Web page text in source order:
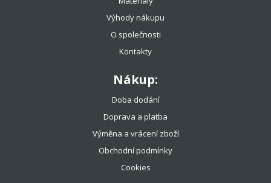
Výhody nákupu
O společnosti
Kontakty
Nákup:
Doba dodání
Doprava a platba
Výměna a vrácení zboží
Obchodní podmínky
Cookies